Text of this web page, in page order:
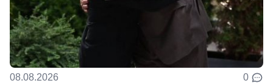
08.08.2026 0